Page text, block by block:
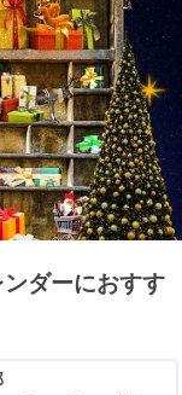
ダーにおすす